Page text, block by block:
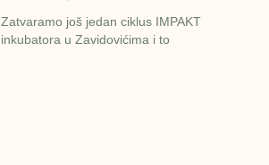
Zatvaramo još jedan ciklus IMPAKT
inkubatora u Zavidovićima i to